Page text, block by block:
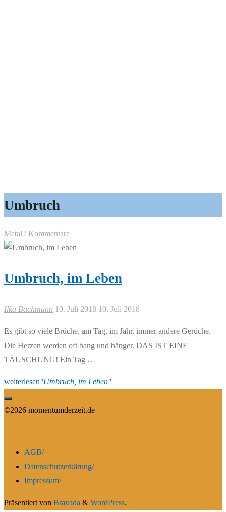
Umbruch
Metal2 Kommentare
Umbruch, im Leben
Ilka Bachmann 10. Juli 2018 10. Juli 2018
Es gibt so viele Brüche, am Tag, im Jahr, immer andere Gerüche.
Die Herzen werden oft bang und bänger. DAS IST EINE
TÄUSCHUNG! Ein Tag …
weiterlesen"Umbruch, im Leben"
©2026 momentumderzeit.de
AGB/
Datenschutzerkärung/
Impressum/
Präsentiert von Bravada & WordPress.